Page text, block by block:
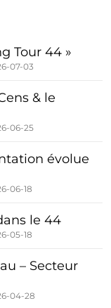
Tour 44 »
07-03
& le
06-25
évolue
06-18
le 44
05-18
– Secteur
04-28